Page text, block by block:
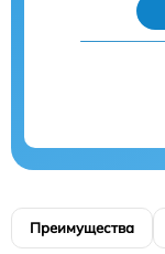
Преимущества